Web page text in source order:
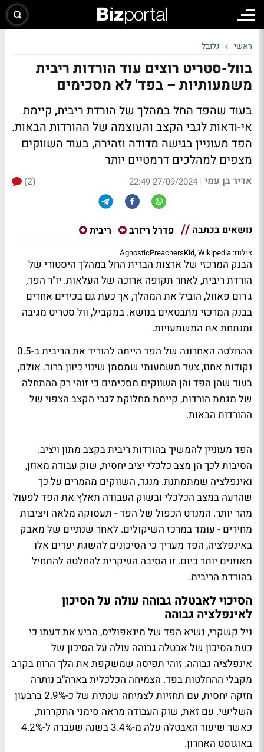
ראשי גלובל
בוול-סטריט רוצים עוד הורדות ריבית
משמעותיות – בפד' לא מסכימים
בעוד שהפד החל במהלך של הורדת ריבית, קיימת
אי-ודאות לגבי הקצב והעוצמה של ההורדות הבאות.
הפד מעוניין בגישה מדודה וזהירה, בעוד השווקים
מצפים למהלכים דרמטיים יותר
אדיר בן עמי |
27/09/2024 22:49
(2)
נושאים בכתבה פדרל ריזרב ריבית
צילום: AgnosticPreachersKid, Wikipedia
הבנק המרכזי של ארצות הברית החל במהלך היסטורי של
הורדת ריבית, לאחר תקופה ארוכה של העלאות. יו"ר הפד,
ג'רום פאוול, הוביל את המהלך, אך כעת גם בכירים אחרים
בבנק המרכזי מתבטאים בנושא. במקביל, וול סטריט מגיבה
ומנתחת את המשמעויות.
ההחלטה האחרונה של הפד הייתה להוריד את הריבית ב-0.5
נקודות אחוז, צעד משמעותי שמסמן שינוי כיוון ברור. אולם,
בעוד שהן הפד והן השווקים מסכימים כי זוהי רק ההתחלה
של מגמת הורדות, קיימת מחלוקת לגבי הקצב הצפוי של
ההורדות הבאות.
הפד מעוניין להמשיך בהורדות ריבית בקצב מתון ויציב.
הסיבות לכך הן מצב כלכלי יציב יחסית, שוק עבודה מאוזן,
ואינפלציה שמתמתנת. מנגד, השווקים מהמרים על כך
שהרעה במצב הכלכלי ובשוק העבודה תאלץ את הפד לפעול
מהר יותר. המנדט הכפול של הפד - תעסוקה מלאה ויציבות
מחירים - עומד במרכז השיקולים. לאחר שנתיים של מאבק
באינפלציה, הפד מעריך כי הסיכונים להשגת יעדים אלו
מאוזנים יותר כיום. זו הסיבה העיקרית להחלטה להתחיל
בהורדת הריבית.
הסיכוי לאבטלה גבוהה עולה על הסיכון
לאינפלציה גבוהה
ניל קשקרי, נשיא הפד של מינאפוליס, הביע את דעתו כי
כעת הסיכון של אבטלה גבוהה עולה על הסיכון של
אינפלציה גבוהה. זוהי תפיסה שמשקפת את הלך הרוח בקרב
מקבלי ההחלטות בפד. הצמיחה הכלכלית בארה"ב נותרה
חזקה יחסית, עם תחזיות לצמיחה שנתית של כ-2.9% ברבעון
השלישי. עם זאת, שוק העבודה מראה סימני התקררות,
כאשר שיעור האבטלה עלה מ-3.4% בשנה שעברה ל-4.2%
באוגוסט האחרון.